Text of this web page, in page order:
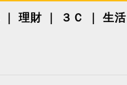
理財 ３Ｃ 生活